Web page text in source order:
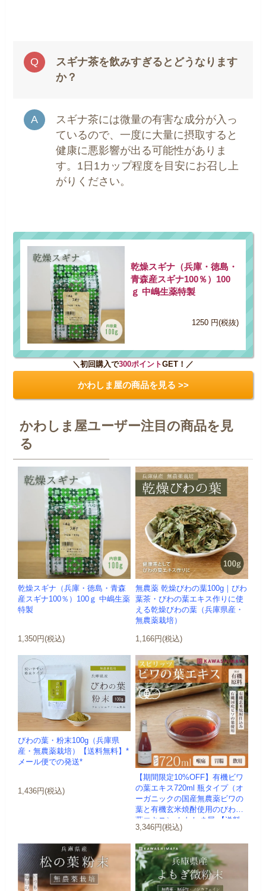
スギナ茶を飲みすぎるとどうなります
か？
スギナ茶には微量の有害な成分が入っ
ているので、一度に大量に摂取すると
健康に悪影響が出る可能性がありま
す。1日1カップ程度を目安にお召し上
がりください。
乾燥スギナ（兵庫・徳島・
青森産スギナ100％）100
ｇ 中嶋生薬特製
1250 円(税抜)
＼初回購入で300ポイントGET！／
かわしま屋の商品を見る >>
かわしま屋ユーザー注目の商品を見
る
乾燥スギナ（兵庫・徳島・青森
産スギナ100％）100ｇ 中嶋生薬
特製
1,350円(税込)
無農薬 乾燥びわの葉100g｜びわ
葉茶・びわの葉エキス作りに使
える乾燥びわの葉（兵庫県産・
無農薬栽培）
1,166円(税込)
びわの葉・粉末100g（兵庫県
産・無農薬栽培）【送料無料】*
メール便での発送*
1,436円(税込)
【期間限定10%OFF】有機ビワ
の葉エキス720ml 瓶タイプ（オ
ーガニックの国産無農薬ビワの
葉と有機玄米焼酎使用のびわの
葉エキス）-かわしま屋-【送料
無...
3,346円(税込)